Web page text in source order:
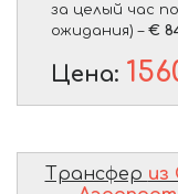
за целый час
ожидания) – €
Цена:
Трансфер из